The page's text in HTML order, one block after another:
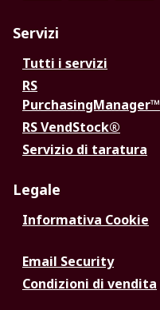
Servizi
Tutti i servizi
RS
PurchasingManager™
RS VendStock®
Servizio di taratura
Legale
Informativa Cookie
Email Security
Condizioni di vendita